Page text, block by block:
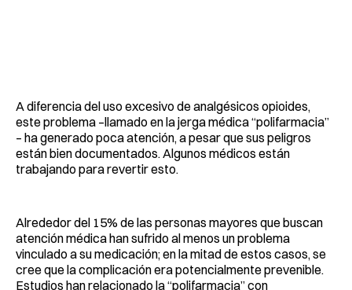
A diferencia del uso excesivo de analgésicos opioides,
este problema –llamado en la jerga médica “polifarmacia”
– ha generado poca atención, a pesar que sus peligros
están bien documentados. Algunos médicos están
trabajando para revertir esto.
Alrededor del 15% de las personas mayores que buscan
atención médica han sufrido al menos un problema
vinculado a su medicación; en la mitad de estos casos, se
cree que la complicación era potencialmente prevenible.
Estudios han relacionado la “polifarmacia” con